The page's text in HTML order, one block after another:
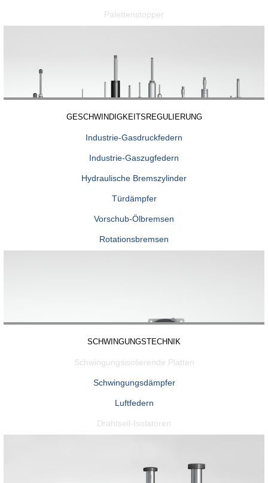
Palettenstopper
GESCHWINDIGKEITSREGULIERUNG
Industrie-Gasdruckfedern
Industrie-Gaszugfedern
Hydraulische Bremszylinder
Türdämpfer
Vorschub-Ölbremsen
Rotationsbremsen
SCHWINGUNGSTECHNIK
Schwingungsisolierende Platten
Schwingungsdämpfer
Luftfedern
Drahtseil-Isolatoren